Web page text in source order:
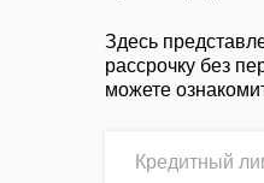
Здесь
рассрочку без
можете
Кредитный